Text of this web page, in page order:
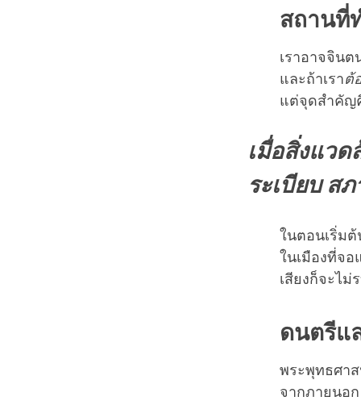
สถานที่
เราอาจจิน
และถ้าเราต้
แต่จุดสำคัญ
เมื่อสิ่งแวด
ระเบียบ ส
ในตอนเริ่ม
ในเมืองที่จ
เสียงก็จะไม่
ดนตรีแ
พระพุทธศา
จากภายนอ